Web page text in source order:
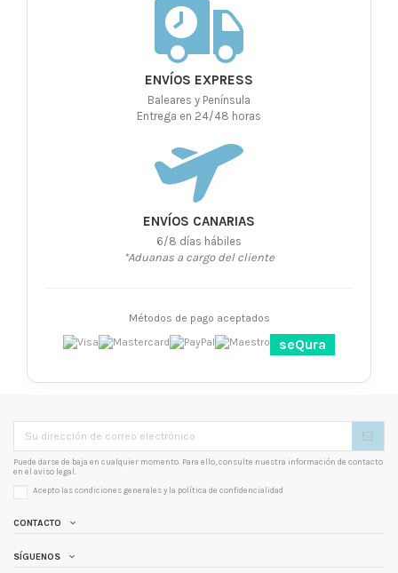
ENVÍOS EXPRESS
Baleares y Península
Entrega en 24/48 horas
ENVÍOS CANARIAS
6/8 días hábiles
*Aduanas a cargo del cliente
Métodos de pago aceptados
seQura
Puede darse de baja en cualquier momento. Para ello, consulte nuestra información de contacto
en el aviso legal.
Acepto las condiciones generales y la política de confidencialidad
CONTACTO
SÍGUENOS